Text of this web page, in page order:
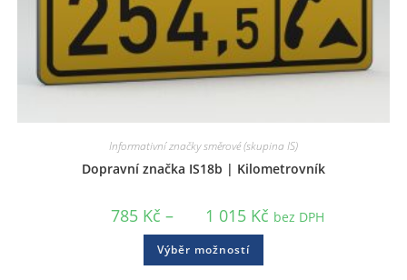
Informativní značky směrové (skupina IS)
Dopravní značka IS18b | Kilometrovník
785 Kč – 1 015 Kč bez DPH
Výběr možností